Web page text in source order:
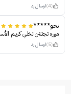
(4) ارسال رد
نحو*****
مررره تجنننن تخلي كريم
(5) ارسال رد